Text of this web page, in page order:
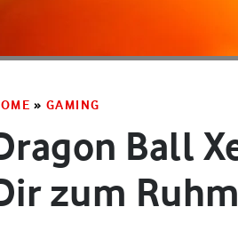
» GAMING
Ball
zum Ruhm